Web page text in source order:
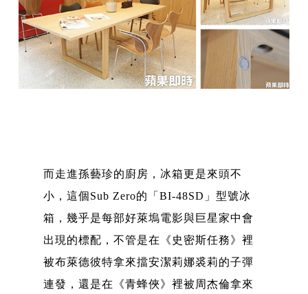
而走進孫藝珍的廚房，冰箱更是來頭不
小，這個Sub Zero的「BI-48SD」型號冰
箱，幾乎是每部好萊塢電影與巨星家中會
出現的標配，不管是在《史密斯任務》裡
被布萊德彼特拿來擋安潔莉娜裘莉的子彈
連發，還是在《青蜂俠》裡被周杰倫拿來